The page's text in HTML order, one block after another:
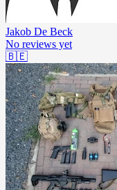
Jakob De Beck
No reviews yet
🇧🇪